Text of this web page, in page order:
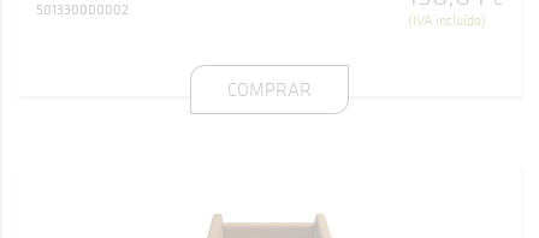
501330000002 (IVA incluído)
COMPRAR